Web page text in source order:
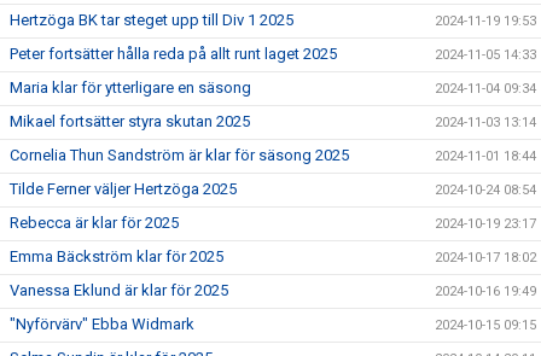
Hertzöga BK tar steget upp till Div 1 2025 2024-11-19 19:53
Peter fortsätter hålla reda på allt runt laget 2025 2024-11-05 14:33
Maria klar för ytterligare en säsong 2024-11-04 09:34
Mikael fortsätter styra skutan 2025 2024-11-03 13:14
Cornelia Thun Sandström är klar för säsong 2025 2024-11-01 18:44
Tilde Ferner väljer Hertzöga 2025 2024-10-24 08:54
Rebecca är klar för 2025 2024-10-19 23:17
Emma Bäckström klar för 2025 2024-10-17 18:02
Vanessa Eklund är klar för 2025 2024-10-16 19:49
"Nyförvärv" Ebba Widmark 2024-10-15 09:15